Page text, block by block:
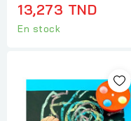
13,273 TND
En stock